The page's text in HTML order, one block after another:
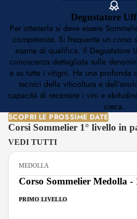
Degustatore
Per ottenerla si deve essere
competenze. Si frequenta un corso
esame di qualifica. Il Degustatore
conoscenza dettagliata sulle
e su tutte i vitigni. Ha una profonda
tecnici della viticoltura e
capacità di recensire i vini e
cieca.
SCOPRI LE PROSSIME DATE
Corsi Sommelier 1° livello in
VEDI TUTTI
MEDOLLA
Corso Sommelier Medolla -
PRIMO LIVELLO